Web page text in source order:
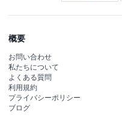
概要
お問い合わせ
私たちについて
よくある質問
利用規約
プライバシーポリシー
ブログ